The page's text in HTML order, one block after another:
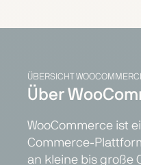
ÜBERSICHT
Über
WooCommerce ist
Commerce-
an kleine bis große